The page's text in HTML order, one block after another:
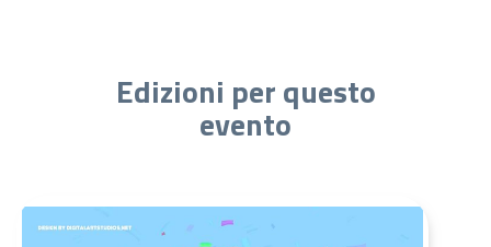
Edizioni per questo
evento